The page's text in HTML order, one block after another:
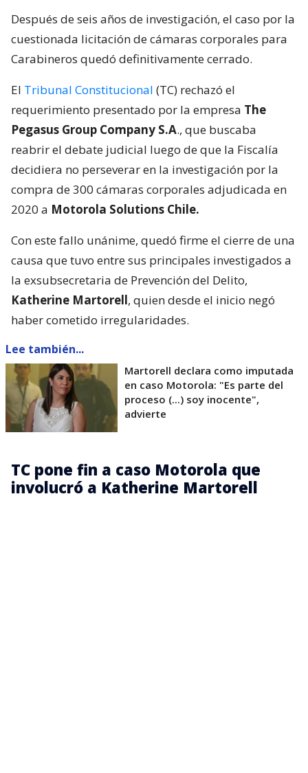
Después de seis años de investigación, el caso por la
cuestionada licitación de cámaras corporales para
Carabineros quedó definitivamente cerrado.
El Tribunal Constitucional (TC) rechazó el
requerimiento presentado por la empresa The
Pegasus Group Company S.A., que buscaba
reabrir el debate judicial luego de que la Fiscalía
decidiera no perseverar en la investigación por la
compra de 300 cámaras corporales adjudicada en
2020 a Motorola Solutions Chile.
Con este fallo unánime, quedó firme el cierre de una
causa que tuvo entre sus principales investigados a
la exsubsecretaria de Prevención del Delito,
Katherine Martorell, quien desde el inicio negó
haber cometido irregularidades.
Lee también...
Martorell declara como imputada
en caso Motorola: "Es parte del
proceso (...) soy inocente",
advierte
TC pone fin a caso Motorola que
involucró a Katherine Martorell